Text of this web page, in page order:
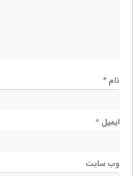
نام*
ایمیل*
وب‌ سایت